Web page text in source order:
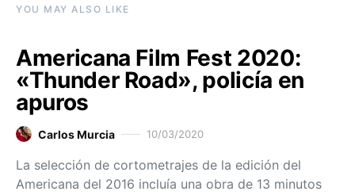
YOU MAY ALSO LIKE
Americana Film Fest 2020:
«Thunder Road», policía en
apuros
Carlos Murcia 10/03/2020
La selección de cortometrajes de la edición del
Americana del 2016 incluía una obra de 13 minutos